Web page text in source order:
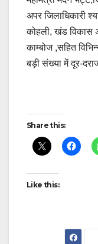
अपर जिलाधिकारी
कोहली, खंड विकास
काम्बोज ,सहित
बड़ी संख्या में दूर-
Post
Share this:
Like this: